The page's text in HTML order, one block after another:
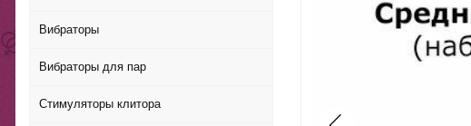
Вибраторы
Вибраторы для пар
Стимуляторы клитора